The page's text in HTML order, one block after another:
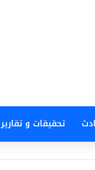
تحقيقات و تقارير